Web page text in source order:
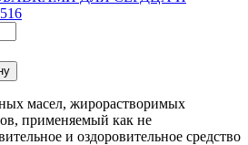
масел, жирорастворимых
применяемый как не
и оздоровительное средство